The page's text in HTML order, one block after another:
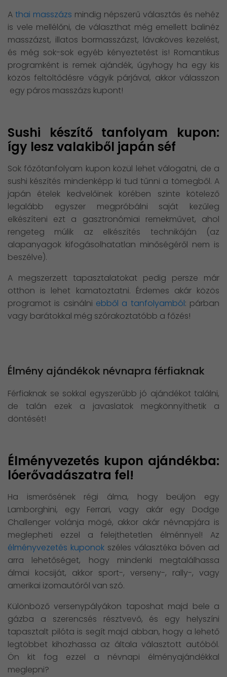
A thai masszázs mindig népszerű választás és nehéz
is vele mellélőni, de választhat még emellett balinéz
masszázst, illatos bormasszázst, lávaköves kezelést,
és még sok-sok egyéb kényeztetést is! Romantikus
programként is remek ajándék, úgyhogy ha egy kis
közös feltöltődésre vágyik párjával, akkor válasszon
egy páros masszázs kupont!
Sushi készítő tanfolyam kupon:
így lesz valakiből japán séf
Sok főzőtanfolyam kupon közül lehet válogatni, de a
sushi készítés mindenképp ki tud tűnni a tömegből. A
japán ételek kedvelőinek körében szinte kötelező
legalább egyszer megpróbálni saját kezűleg
elkészíteni ezt a gasztronómiai remekművet, ahol
rengeteg múlik az elkészítés technikáján (az
alapanyagok kifogásolhatatlan minőségéről nem is
beszélve).
A megszerzett tapasztalatokat pedig persze már
otthon is lehet kamatoztatni. Érdemes akár közös
programot is csinálni ebből a tanfolyamból: párban
vagy barátokkal még szórakoztatóbb a főzés!
Élmény ajándékok névnapra férfiaknak
Férfiaknak se sokkal egyszerűbb jó ajándékot találni,
de talán ezek a javaslatok megkönnyíthetik a
döntését!
Élményvezetés kupon ajándékba:
lóerővadászatra fel!
Ha ismerősének régi álma, hogy beüljön egy
Lamborghini, egy Ferrari, vagy akár egy Dodge
Challenger volánja mögé, akkor akár névnapjára is
meglepheti ezzel a felejthetetlen élménnyel! Az
élményvezetés kuponok széles választéka bőven ad
arra lehetőséget, hogy mindenki megtalálhassa
álmai kocsiját, akkor sport-, verseny-, rally-, vagy
amerikai izomautóról van szó.
Különböző versenypályákon taposhat majd bele a
gázba a szerencsés résztvevő, és egy helyszíni
tapasztalt pilóta is segít majd abban, hogy a lehető
legtöbbet kihozhassa az általa választott autóból.
Ön kit fog ezzel a névnapi élményajándékkal
meglepni?